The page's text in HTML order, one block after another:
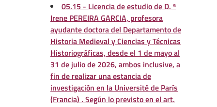
05.15 - Licencia de estudio de D. ª
Irene PEREIRA GARCIA, profesora
ayudante doctora del Departamento de
Historia Medieval y Ciencias y Técnicas
Historiográficas, desde el 1 de mayo al
31 de julio de 2026, ambos inclusive, a
fin de realizar una estancia de
investigación en la Université de París
(Francia) . Según lo previsto en el art.